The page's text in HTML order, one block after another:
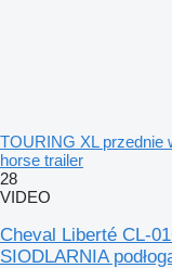
TOURING XL przednie
horse trailer
28
VIDEO
Cheval Liberté CL-
SIODLARNIA